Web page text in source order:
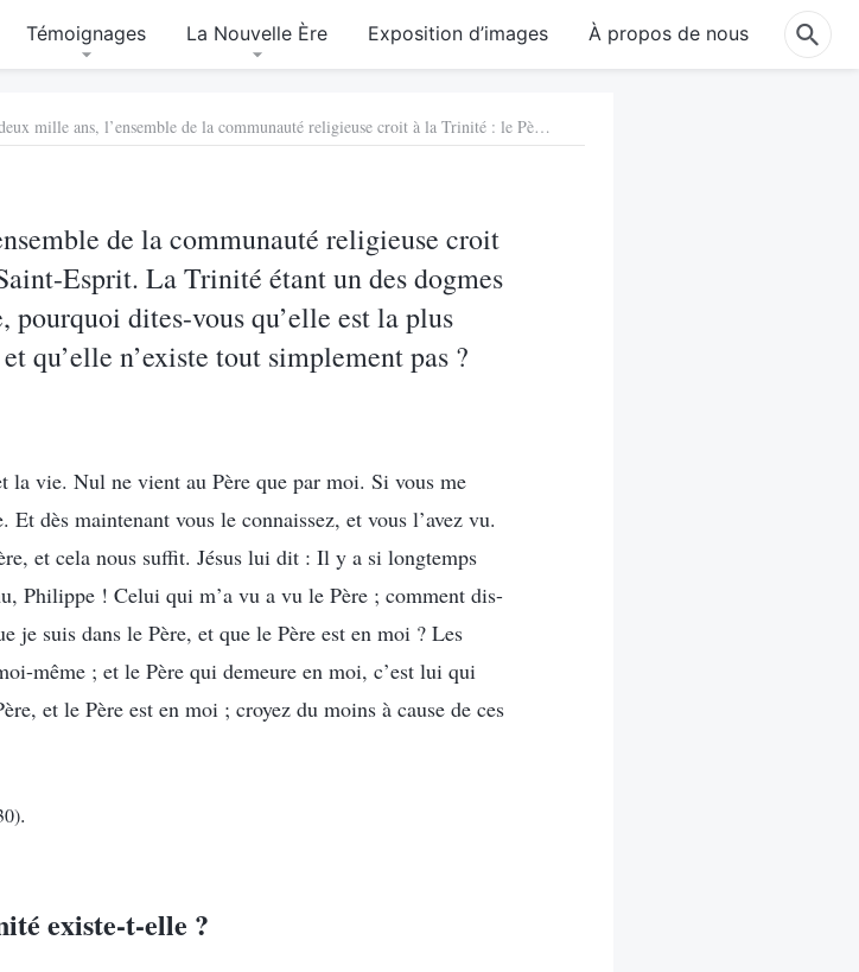
Témoignages La Nouvelle Ère Exposition d’images À propos de nous
1. Depuis deux mille ans, l’ensemble de la communauté religieuse croit à la Trinité : le Père, le Fils et le Saint-Esprit. La Trinité étant un des dogmes essentiels de tout le christianisme, pourquoi dites-vous qu’elle est la plus grosse erreur du monde religieux et qu’elle n’existe tout simplement pas ?
de la communauté religieuse croit
Esprit. La Trinité étant un des dogmes
dites-vous qu’elle est la plus
qu’elle n’existe tout simplement pas ?
la vie. Nul ne vient au Père que par moi. Si vous me
dès maintenant vous le connaissez, et vous l’avez vu.
et cela nous suffit. Jésus lui dit : Il y a si longtemps
Philippe ! Celui qui m’a vu a vu le Père ; comment dis-
je suis dans le Père, et que le Père est en moi ? Les
même ; et le Père qui demeure en moi, c’est lui qui
et le Père est en moi ; croyez du moins à cause de ces
.
existe-t-elle ?